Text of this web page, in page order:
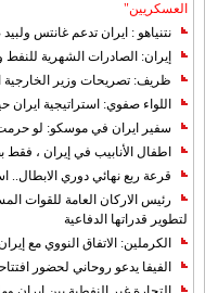
العسكريين"
نتنياهو : ايران تدعم غانتس
إيران: الصادرات الشهریة للنفط والمكثفات
ظريف: تصريحات وزير الخارجية
اللواء صفوي: استراتيجية ايران
سفير ايران في موسكو: لو حرمت
اطفال الأنابيب في إيران ،
قرعة ربع نهائي دوري
رئيس الاركان العامة للقوات
لتطوير قدراتها الدفاعية
الكرملين: الاتفاق النووي مع
الفيفا يدعو روحاني لحضور